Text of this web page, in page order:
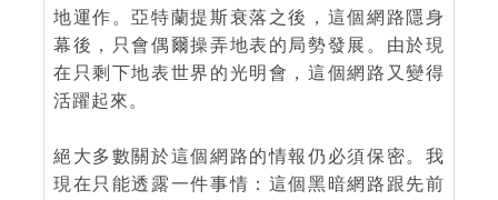
地運作。亞特蘭提斯衰落之後，這個網路隱身
幕後，只會偶爾操弄地表的局勢發展。由於現
在只剩下地表世界的光明會，這個網路又變得
活躍起來。
絕大多數關於這個網路的情報仍必須保密。我
現在只能透露一件事情：這個黑暗網路跟先前